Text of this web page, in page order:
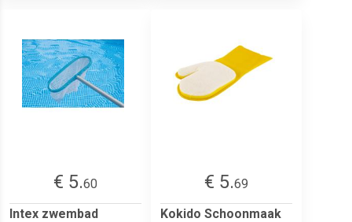
€ 5.60
Intex zwembad
€ 5.69
Kokido Schoonmaak